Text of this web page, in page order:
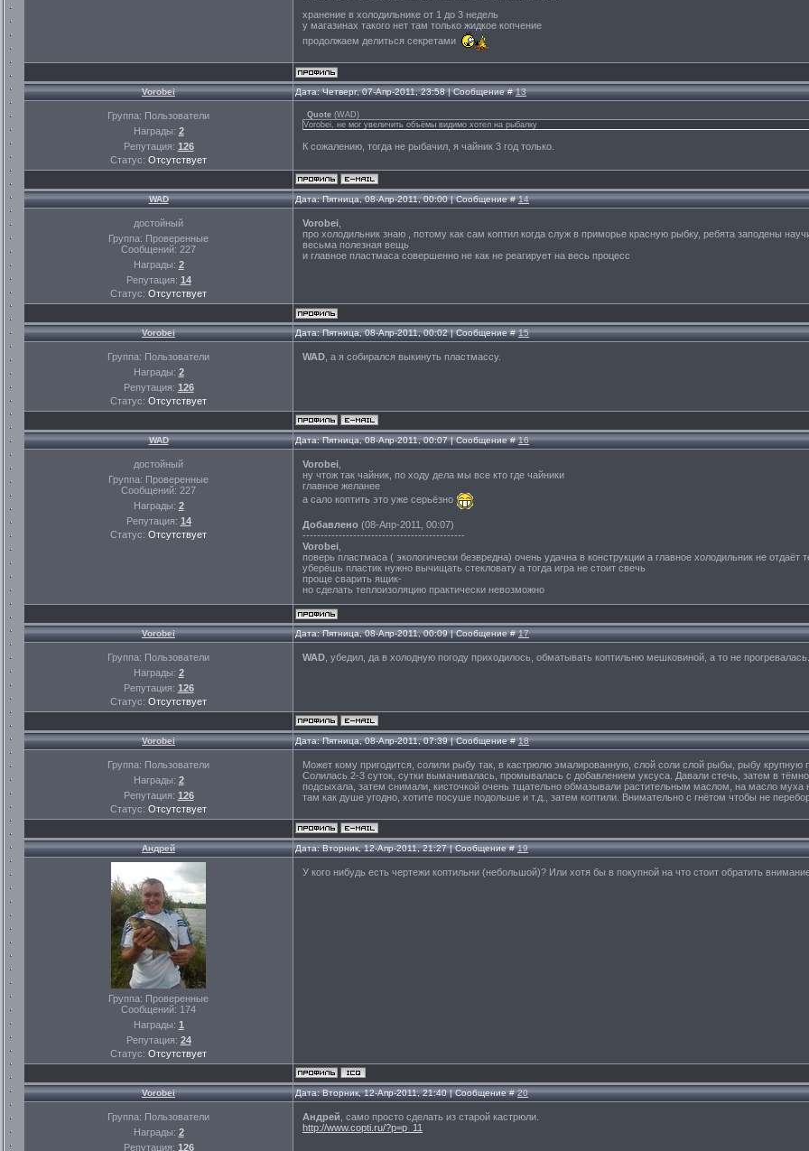
хранение в холодильнике от 1 до 3 недель
у магазинах такого нет там только жидкое копчение
продолжаем делиться секретами
Vorobei Дата: Четверг, 07-Апр-2011, 23:58 | Сообщение #13
Группа: Пользователи
Награды: 2
Репутация: 126
Статус: Отсутствует
Quote (WAD)
Vorobei, не мог увеличить объёмы видимо хотел на рыбалку
К сожалению, тогда не рыбачил, я чайник 3 год только.
WAD Дата: Пятница, 08-Апр-2011, 00:00 | Сообщение #14
достойный
Группа: Проверенные
Сообщений: 227
Награды: 2
Репутация: 14
Статус: Отсутствует
Vorobei
про холодильник знаю , потому как сам коптил когда служ в приморье красную рыбку, ребята заподены
весьма полезная вещь
и главное пластмаса совершенно не как не реагирует на весь процесс
Vorobei Дата: Пятница, 08-Апр-2011, 00:02 | Сообщение #15
Группа: Пользователи
Награды: 2
Репутация: 126
Статус: Отсутствует
WAD , а я собирался выкинуть пластмассу.
WAD Дата: Пятница, 08-Апр-2011, 00:07 | Сообщение #16
достойный
Группа: Проверенные
Сообщений: 227
Награды: 2
Репутация: 14
Статус: Отсутствует
Vorobei
ну чтож так чайник, по ходу дела мы все кто где чайники
главное желанее
а сало коптить это уже серьёзно
Добавлено (08-Апр-2011, 00:07)
---------------------------------------------
Vorobei
поверь пластмаса ( экологически безвредна) очень удачна в конструкции а главное холодильник не
уберёшь пластик нужно вычищать стекловату а тогда игра не стоит свечь
проще сварить ящик-
но сделать теплоизоляцию практически невозможно
Vorobei Дата: Пятница, 08-Апр-2011, 00:09 | Сообщение #17
Группа: Пользователи
Награды: 2
Репутация: 126
Статус: Отсутствует
WAD , убедил, да в холодную погоду приходилось, обматывать коптильню мешковиной, а то не прогревалась.
Vorobei Дата: Пятница, 08-Апр-2011, 07:39 | Сообщение #18
Группа: Пользователи
Награды: 2
Репутация: 126
Статус: Отсутствует
Может кому пригодится, солили рыбу так, в кастрюлю эмалированную, слой соли слой рыбы, рыбу крупную
Солилась 2-3 суток, сутки вымачивалась, промывалась с добавлением уксуса. Давали стечь, затем в
подсыхала, затем снимали, кисточкой очень тщательно обмазывали растительным маслом, на масло муха
там как душе угодно, хотите посуше подольше и т.д., затем коптили. Внимательно с гнётом чтобы не
Андрей Дата: Вторник, 12-Апр-2011, 21:27 | Сообщение #19
Группа: Проверенные
Сообщений: 174
Награды: 1
Репутация: 24
Статус: Отсутствует
У кого нибудь есть чертежи коптильни (небольшой)? Или хотя бы в покупной на что стоит обратить
Vorobei Дата: Вторник, 12-Апр-2011, 21:40 | Сообщение #20
Группа: Пользователи
Награды: 2
Репутация: 126
Андрей , само просто сделать из старой кастрюли.
http://www.copti.ru/?p=p_11